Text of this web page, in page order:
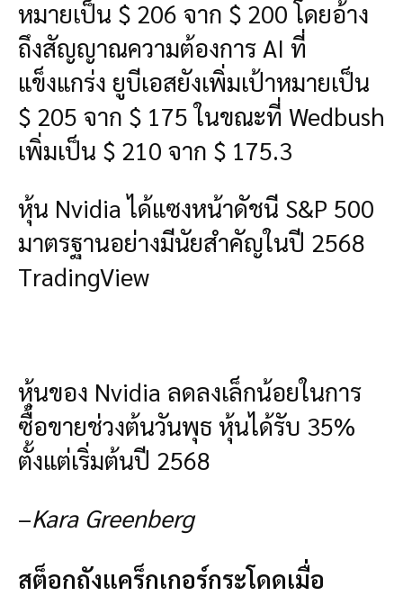
หมายเป็น $ 206 จาก $ 200 โดยอ้าง
ถึงสัญญาณความต้องการ AI ที่
แข็งแกร่ง ยูบีเอสยังเพิ่มเป้าหมายเป็น
$ 205 จาก $ 175 ในขณะที่ Wedbush
เพิ่มเป็น $ 210 จาก $ 175.3
หุ้น Nvidia ได้แซงหน้าดัชนี S&P 500
มาตรฐานอย่างมีนัยสำคัญในปี 2568
TradingView
หุ้นของ Nvidia ลดลงเล็กน้อยในการ
ซื้อขายช่วงต้นวันพุธ หุ้นได้รับ 35%
ตั้งแต่เริ่มต้นปี 2568
–Kara Greenberg
สต็อกถังแคร็กเกอร์กระโดดเมื่อ